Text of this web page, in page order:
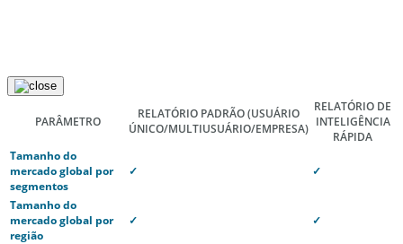
PARÂMETRO
RELATÓRIO PADRÃO(USUÁRIO
ÚNICO/MULTIUSUÁRIO/EMPRESA)
RELATÓRIO DE
INTELIGÊNCIA
RÁPIDA
Tamanho do
mercado global por
segmentos
✓ ✓
Tamanho do
mercado global por
região
✓ ✓